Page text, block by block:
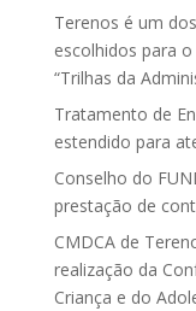
Terenos é um
escolhidos para
“Trilhas da
Tratamento de
estendido para
Conselho do
prestação de
CMDCA de
realização da
Criança e do